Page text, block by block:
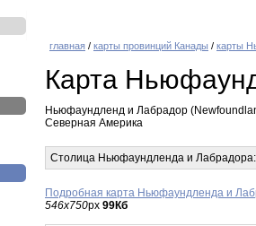
главная / карты провинций Канады / карты
Карта
Ньюфаундленд и Лабрадор
Северная Америка
Столица Ньюфаундленда и Лабрадора:
Подробная карта Ньюфаундленда и
546x750px 99Кб